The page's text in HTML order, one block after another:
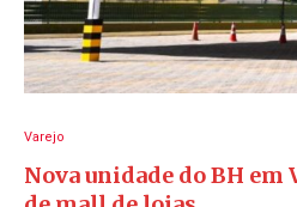
Varejo
Nova unidade do BH